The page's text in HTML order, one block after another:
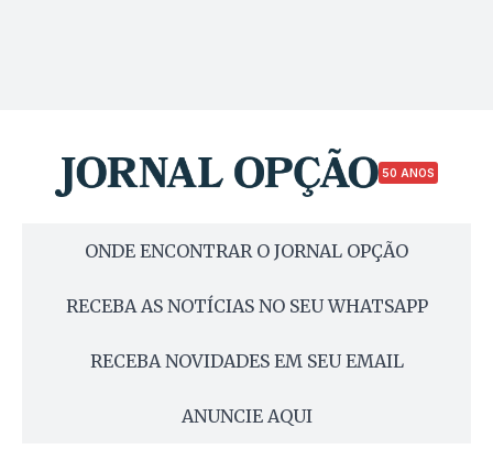
50 ANOS
ONDE ENCONTRAR O JORNAL OPÇÃO
RECEBA AS NOTÍCIAS NO SEU WHATSAPP
RECEBA NOVIDADES EM SEU EMAIL
ANUNCIE AQUI